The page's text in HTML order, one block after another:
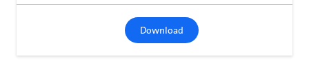
Download